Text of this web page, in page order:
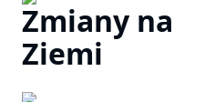
Zmiany na
Ziemi